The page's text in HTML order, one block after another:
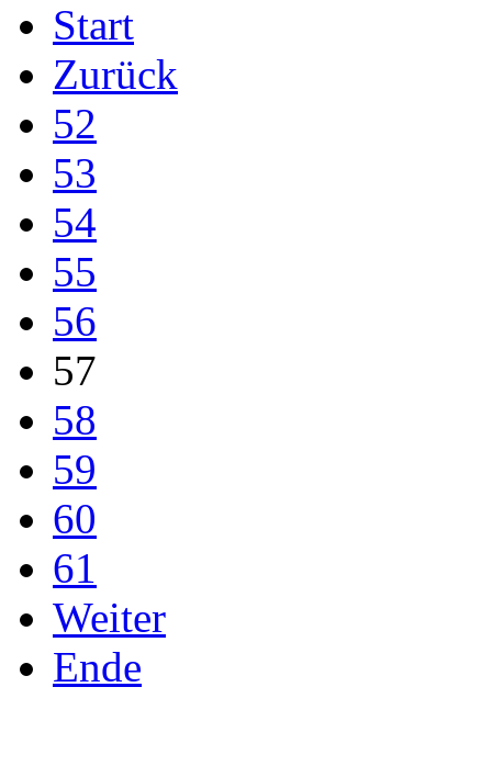
Start
Zurück
52
53
54
55
56
57
58
59
60
61
Weiter
Ende